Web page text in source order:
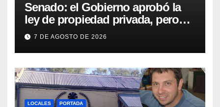
Senado: el Gobierno aprobó la
ley de propiedad privada, pero
tuvo que quitar otro capítulo
7 DE AGOSTO DE 2026
LOCALES PORTADA